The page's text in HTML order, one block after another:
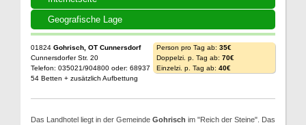
Geografische Lage
01824 Gohrisch, OT Cunnersdorf
Cunnersdorfer Str. 20
Telefon: 035021/904800 oder: 68937
54 Betten + zusätzlich Aufbettung
Person pro Tag ab: 35€
Doppelzi. p. Tag ab: 70€
Einzelzi. p. Tag ab: 40€
Das Landhotel liegt in der Gemeinde Gohrisch im "Reich der Steine". Das